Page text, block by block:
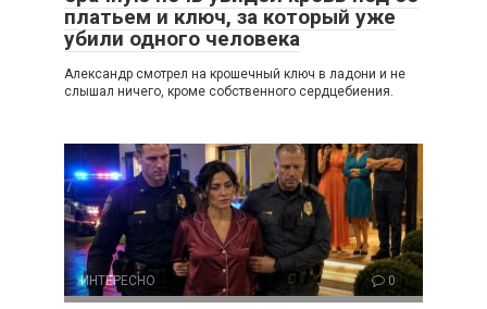
платьем и ключ, за который уже
убили одного человека
Александр смотрел на крошечный ключ в ладони и не
слышал ничего, кроме собственного сердцебиения.
ИНТЕРЕСНО 0